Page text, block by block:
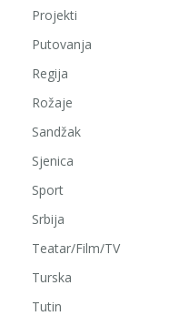
Projekti
Putovanja
Regija
Rožaje
Sandžak
Sjenica
Sport
Srbija
Teatar/Film/TV
Turska
Tutin